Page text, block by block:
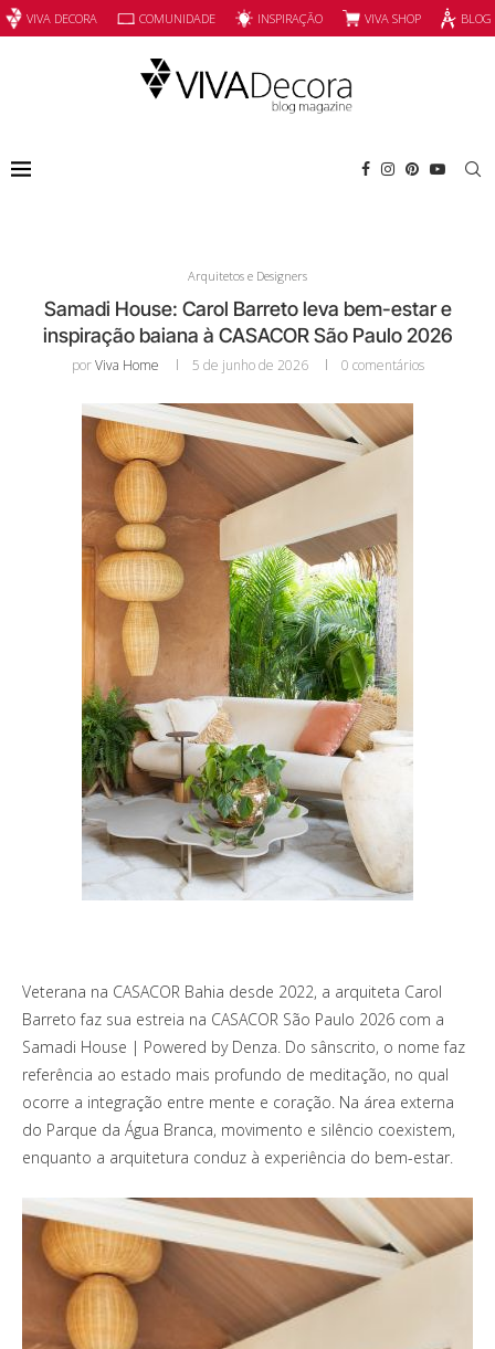
VIVA DECORA COMUNIDADE INSPIRAÇÃO VIVA SHOP
Arquitetos e Designers
Samadi House: Carol Barreto leva bem-estar e
inspiração baiana à CASACOR São Paulo 2026
porViva Home 5 de junho de 2026 0 comentários
Veterana na CASACOR Bahia desde 2022, a arquiteta Carol
Barreto faz sua estreia na CASACOR São Paulo 2026 com a
Samadi House | Powered by Denza. Do sânscrito, o nome faz
referência ao estado mais profundo de meditação, no qual
ocorre a integração entre mente e coração. Na área externa
do Parque da Água Branca, movimento e silêncio coexistem,
enquanto a arquitetura conduz à experiência do bem-estar.